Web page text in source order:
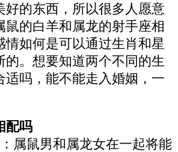
好的东西，所以很多人愿意
鼠的白羊和属龙的射手座相
情如何是可以通过生肖和星
的。想要知道两个不同的生
适吗，能不能走入婚姻，一
配吗
属鼠男和属龙女在一起将能